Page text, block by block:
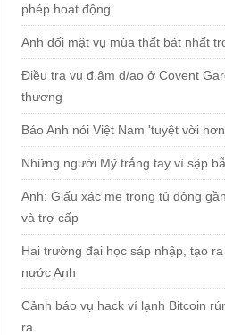
phép hoạt động
Anh đối mặt vụ mùa thất bát nhất
Điều tra vụ đ.âm d/ao ở Covent
thương
Báo Anh nói Việt Nam 'tuyệt vời
Những người Mỹ trắng tay vì sập
Anh: Giấu xác mẹ trong tủ đông
và trợ cấp
Hai trường đại học sáp nhập, tạo
nước Anh
Cảnh báo vụ hack ví lạnh Bitcoin
ra